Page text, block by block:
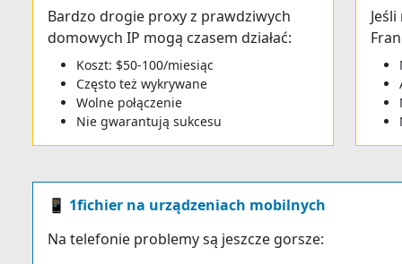
Bardzo drogie proxy z prawdziwych
domowych IP mogą czasem działać:
Koszt: $50-100/miesiąc
Często też wykrywane
Wolne połączenie
Nie gwarantują sukcesu
📱 1fichier na urządzeniach mobilnych
Na telefonie problemy są jeszcze gorsze: